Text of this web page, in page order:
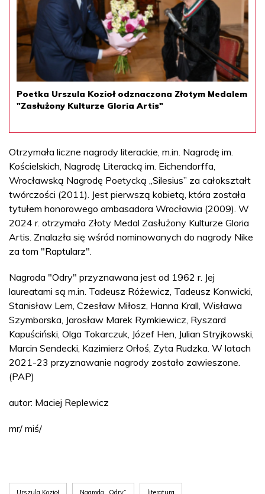
Poetka Urszula Kozioł odznaczona Złotym Medalem
"Zasłużony Kulturze Gloria Artis"
Otrzymała liczne nagrody literackie, m.in. Nagrodę im.
Kościelskich, Nagrodę Literacką im. Eichendorffa,
Wrocławską Nagrodę Poetycką „Silesius” za całokształt
twórczości (2011). Jest pierwszą kobietą, która została
tytułem honorowego ambasadora Wrocławia (2009). W
2024 r. otrzymała Złoty Medal Zasłużony Kulturze Gloria
Artis. Znalazła się wśród nominowanych do nagrody Nike
za tom "Raptularz".
Nagroda "Odry" przyznawana jest od 1962 r. Jej
laureatami są m.in. Tadeusz Różewicz, Tadeusz Konwicki,
Stanisław Lem, Czesław Miłosz, Hanna Krall, Wisława
Szymborska, Jarosław Marek Rymkiewicz, Ryszard
Kapuściński, Olga Tokarczuk, Józef Hen, Julian Stryjkowski,
Marcin Sendecki, Kazimierz Orłoś, Zyta Rudzka. W latach
2021-23 przyznawanie nagrody zostało zawieszone.
(PAP)
autor: Maciej Replewicz
mr/ miś/
Urszula Kozioł Nagroda „Odry” literatura